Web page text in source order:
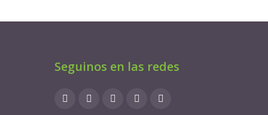
Seguinos en las redes